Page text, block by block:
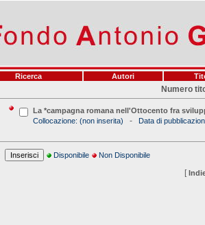
Ricerca Autori
Numero
La *campagna romana nell'Ottocento fra
Collocazione: (non inserita) - Data di
Disponibile Non Disponibile
[